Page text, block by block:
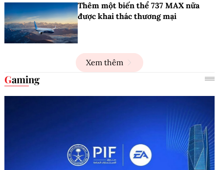
Thêm một biến thể 737 MAX nữa
được khai thác thương mại
Xem thêm
Gaming